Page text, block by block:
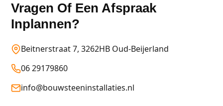
Vragen Of Een Afspraak
Inplannen?
Beitnerstraat 7, 3262HB Oud-Beijerland
06 29179860
info@bouwsteeninstallaties.nl